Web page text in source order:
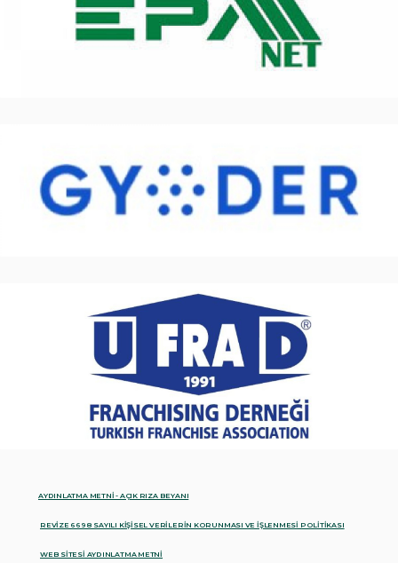
AYDINLATMA METNİ - AÇIK RIZA BEYANI
REVİZE 6698 SAYILI KİŞİSEL VERİLERİN KORUNMASI VE İŞLENMESİ POLİTİKASI
WEB SİTESİ AYDINLATMA METNİ